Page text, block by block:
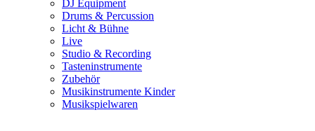
DJ Equipment
Drums & Percussion
Licht & Bühne
Live
Studio & Recording
Tasteninstrumente
Zubehör
Musikinstrumente Kinder
Musikspielwaren